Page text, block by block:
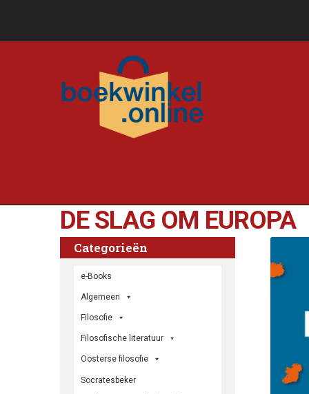
DE SLAG OM EUROPA
Categorieën
e-Books
Algemeen
Filosofie
Filosofische literatuur
Oosterse filosofie
Socratesbeker